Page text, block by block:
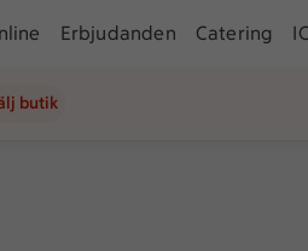
Erbjudanden Catering
butik